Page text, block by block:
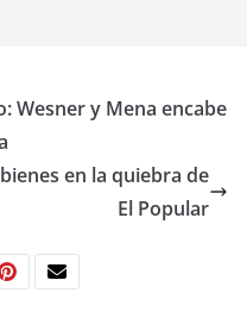
Wesner y Mena encabe
en la quiebra de
El Popular